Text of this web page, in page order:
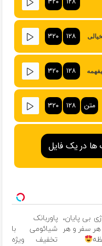
۱۲۸ ۳۲۰
۱۲۸ ۳۲۰
متن ۱۲۸ ۳۲۰
ها در یک فایل
بی پایان،
هر سفر و هر
پاوربانک
شیائومی با
تخفیف ویژه